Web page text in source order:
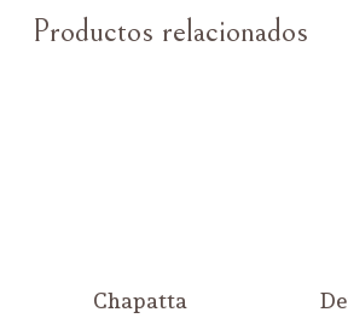
Productos relacionados
Chapatta